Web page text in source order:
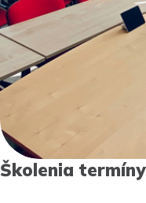
Školenia termíny